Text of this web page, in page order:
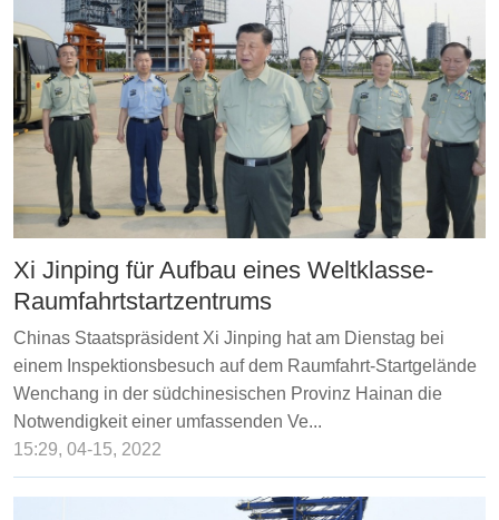
Xi Jinping für Aufbau eines Weltklasse-
Raumfahrtstartzentrums
Chinas Staatspräsident Xi Jinping hat am Dienstag bei
einem Inspektionsbesuch auf dem Raumfahrt-Startgelände
Wenchang in der südchinesischen Provinz Hainan die
Notwendigkeit einer umfassenden Ve...
15:29, 04-15, 2022